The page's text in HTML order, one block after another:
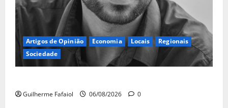
Artigos de Opinião Economia Locais
Regionais
Sociedade
Guilherme Fafaiol 06/08/2026 0